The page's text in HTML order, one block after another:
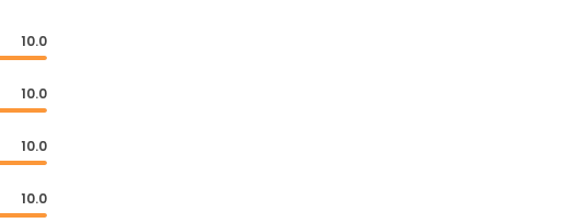
10.0
10.0
10.0
10.0